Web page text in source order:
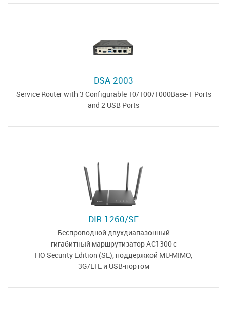
DSA-2003
Service Router with 3 Configurable 10/100/1000Base-T Ports
and 2 USB Ports
DIR-1260/SE
Беспроводной двухдиапазонный
гигабитный маршрутизаторAC1300 с
ПО Security Edition (SE), поддержкой MU-MIMO,
3G/LTE и USB-портом